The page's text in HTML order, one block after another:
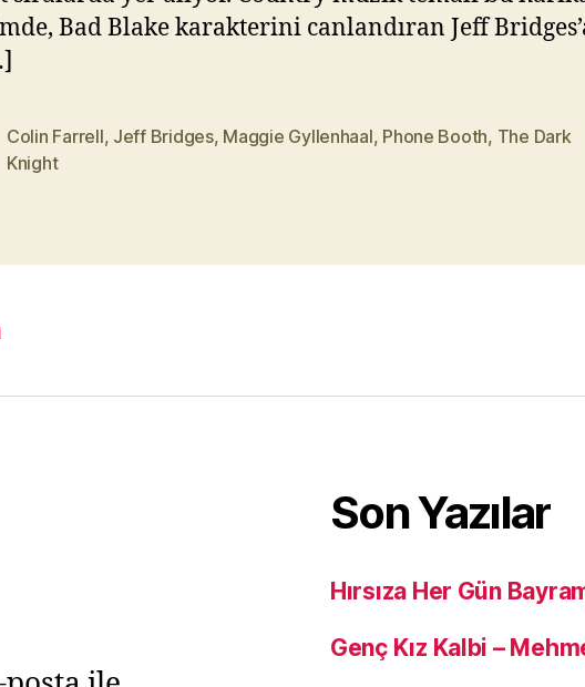
Bad Blake karakterini canlandıran Jeff
Colin Farrell, Jeff Bridges, Maggie Gyllenhaal, Phone Booth, The Dark
Knight
Son Yazılar
Hırsıza Her Gün
Genç Kız Kalbi –